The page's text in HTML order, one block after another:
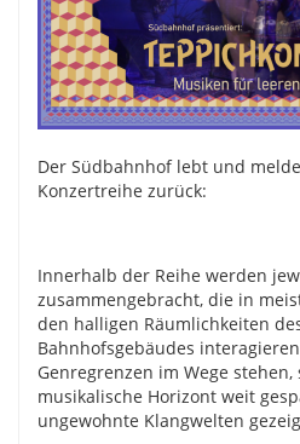
Der Südbahnhof lebt und
Konzertreihe zurück:
Innerhalb der Reihe werden
zusammengebracht, die in
den halligen Räumlichkeiten
Bahnhofsgebäudes
Genregrenzen im Wege
musikalische Horizont weit
ungewohnte Klangwelten